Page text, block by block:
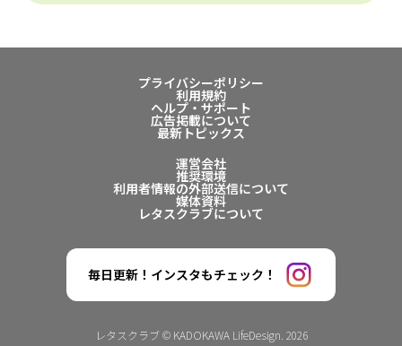
プライバシーポリシー
利用規約
ヘルプ・サポート
広告掲載について
最新トピックス
運営会社
推奨環境
利用者情報の外部送信について
媒体資料
レタスクラブについて
毎日更新！インスタもチェック！
レタスクラブ © KADOKAWA LifeDesign. 2026